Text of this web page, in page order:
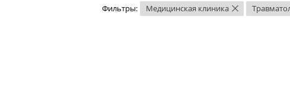
Фильтры: Медицинская клиника ×